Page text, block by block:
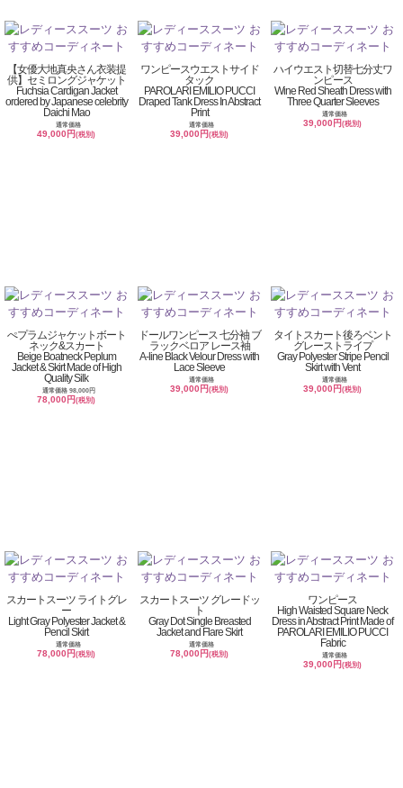
【女優大地真央さん衣装提
供】セミロングジャケット
Fuchsia Cardigan Jacket
ordered by Japanese celebrity
Daichi Mao
通常価格
49,000円(税別)
ワンピースウエストサイド
タック
PAROLARI EMILIO PUCCI
Draped Tank Dress In Abstract
Print
通常価格
39,000円(税別)
ハイウエスト切替七分丈ワ
ンピース
Wine Red Sheath Dress with
Three Quarter Sleeves
通常価格
39,000円(税別)
ぺプラムジャケットボート
ネック&スカート
Beige Boatneck Peplum
Jacket & Skirt Made of High
Quality Silk
通常価格 98,000円
78,000円(税別)
ドールワンピース 七分袖 ブ
ラックベロア レース袖
A-line Black Velour Dress with
Lace Sleeve
通常価格
39,000円(税別)
タイトスカート後ろベント
グレーストライプ
Gray Polyester Stripe Pencil
Skirt with Vent
通常価格
39,000円(税別)
スカートスーツ ライトグレ
ー
Light Gray Polyester Jacket &
Pencil Skirt
通常価格
78,000円(税別)
スカートスーツ グレードッ
ト
Gray Dot Single Breasted
Jacket and Flare Skirt
通常価格
78,000円(税別)
ワンピース
High Waisted Square Neck
Dress in Abstract Print Made of
PAROLARI EMILIO PUCCI
Fabric
通常価格
39,000円(税別)